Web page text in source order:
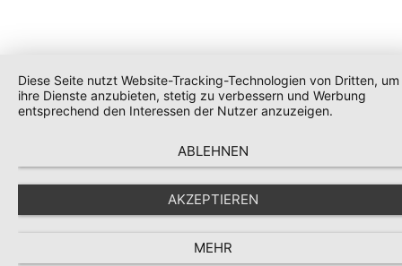
Diese Seite nutzt Website-Tracking-Technologien von Dritten, um
ihre Dienste anzubieten, stetig zu verbessern und Werbung
entsprechend den Interessen der Nutzer anzuzeigen.
ABLEHNEN
AKZEPTIEREN
MEHR